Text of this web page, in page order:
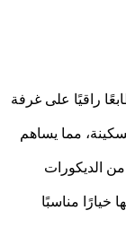
راقيًا على غرفة
مما يساهم
الديكورات
خيارًا مناسبًا